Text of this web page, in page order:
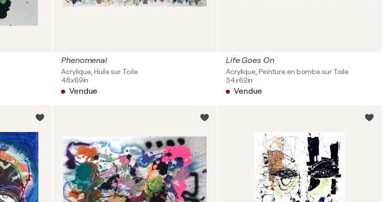
Phenomenal
Acrylique, Huile sur Toile
48x69in
Vendue
Life Goes On
Acrylique, Peinture en bombe sur Toile
34x62in
Vendue